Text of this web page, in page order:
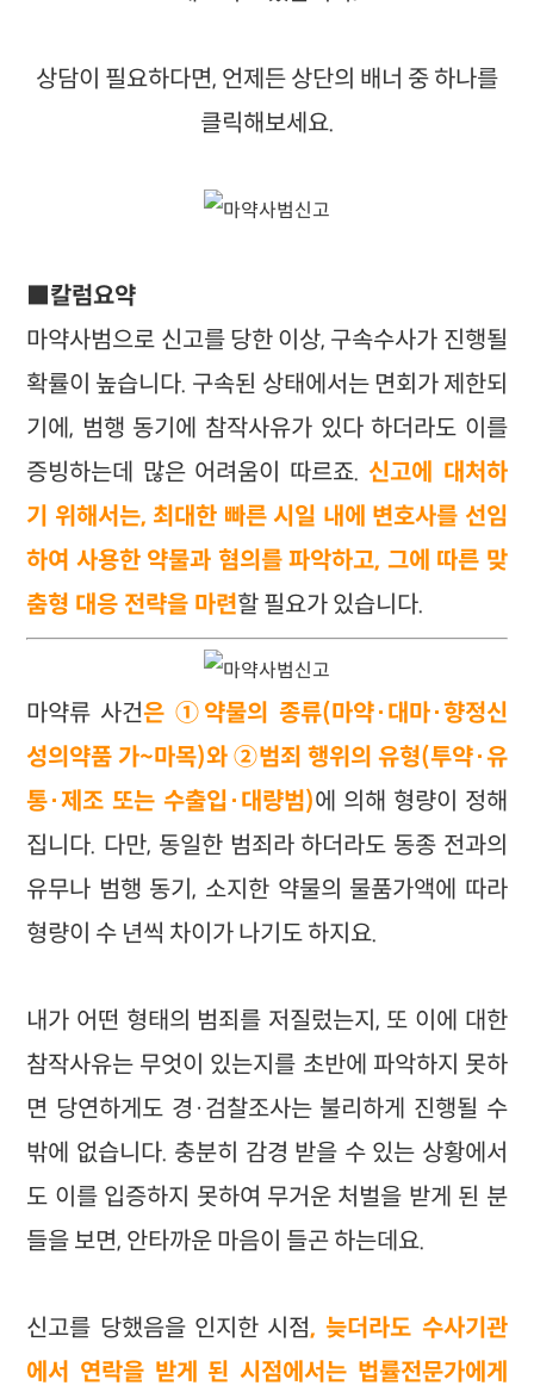
상담이 필요하다면, 언제든 상단의 배너 중 하나를
클릭해보세요.
■칼럼요약
마약사범으로 신고를 당한 이상, 구속수사가 진행될
확률이 높습니다. 구속된 상태에서는 면회가 제한되
기에, 범행 동기에 참작사유가 있다 하더라도 이를
증빙하는데 많은 어려움이 따르죠. 신고에 대처하
기 위해서는, 최대한 빠른 시일 내에 변호사를 선임
하여 사용한 약물과 혐의를 파악하고, 그에 따른 맞
춤형 대응 전략을 마련할 필요가 있습니다.
마약류 사건은 ①약물의 종류(마약·대마·향정신
성의약품 가~마목)와 ②범죄 행위의 유형(투약·유
통·제조 또는 수출입·대량범)에 의해 형량이 정해
집니다. 다만, 동일한 범죄라 하더라도 동종 전과의
유무나 범행 동기, 소지한 약물의 물품가액에 따라
형량이 수 년씩 차이가 나기도 하지요.
내가 어떤 형태의 범죄를 저질렀는지, 또 이에 대한
참작사유는 무엇이 있는지를 초반에 파악하지 못하
면 당연하게도 경·검찰조사는 불리하게 진행될 수
밖에 없습니다. 충분히 감경 받을 수 있는 상황에서
도 이를 입증하지 못하여 무거운 처벌을 받게 된 분
들을 보면, 안타까운 마음이 들곤 하는데요.
신고를 당했음을 인지한 시점, 늦더라도 수사기관
에서 연락을 받게 된 시점에서는 법률전문가에게